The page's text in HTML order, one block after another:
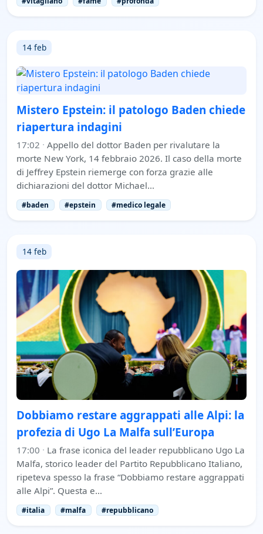
14 feb
Mistero Epstein: il patologo Baden chiede
riapertura indagini
17:02 · Appello del dottor Baden per rivalutare la
morte New York, 14 febbraio 2026. Il caso della morte
di Jeffrey Epstein riemerge con forza grazie alle
dichiarazioni del dottor Michael…
#baden #epstein #medico legale
14 feb
Dobbiamo restare aggrappati alle Alpi: la
profezia di Ugo La Malfa sull’Europa
17:00 · La frase iconica del leader repubblicano Ugo La
Malfa, storico leader del Partito Repubblicano Italiano,
ripeteva spesso la frase “Dobbiamo restare aggrappati
alle Alpi”. Questa e…
#italia #malfa #repubblicano